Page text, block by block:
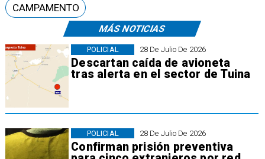
MÁS NOTICIAS
28 De Julio De 2026
Descartan caída de avioneta
tras alerta en el sector de Tuina
POLICIAL
28 De Julio De 2026
Confirman prisión preventiva
POLICIAL
CAMPAMENTO